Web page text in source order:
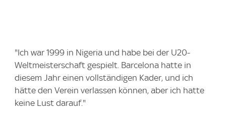
"Ich war 1999 in Nigeria und habe bei der U20-
Weltmeisterschaft gespielt. Barcelona hatte in
diesem Jahr einen vollständigen Kader, und ich
hätte den Verein verlassen können, aber ich hatte
keine Lust darauf."